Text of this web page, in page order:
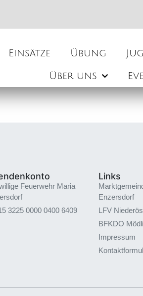
Einsätze Übung
Über uns
Feuerwehr Maria
3225 0000 0400 6409
Links
Enzersdorf
LFV
BFKDO
Impressum